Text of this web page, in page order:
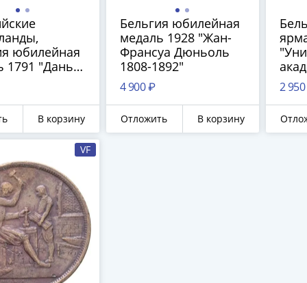
юбилейная
1791 "Дань
II"
В корзину
Бельгия юбилейная
медаль 1928 "Жан-
Франсуа Дюньоль
1808-1892"
4 900 ₽
Отложить В корзину
наук
2
VF